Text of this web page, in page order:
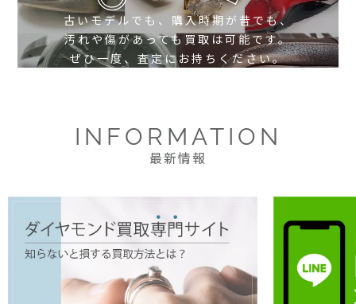
古いモデルでも、購入時期が昔でも、
汚れや傷があっても買取は可能です。
ぜひ一度、査定にお持ちください。
INFORMATION
最新情報